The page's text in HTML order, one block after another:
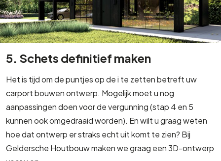
5. Schets definitief maken
Het is tijd om de puntjes op de i te zetten betreft uw
carport bouwen ontwerp. Mogelijk moet u nog
aanpassingen doen voor de vergunning (stap 4 en 5
kunnen ook omgedraaid worden). En wilt u graag weten
hoe dat ontwerp er straks echt uit komt te zien? Bij
Geldersche Houtbouw maken we graag een 3D-ontwerp